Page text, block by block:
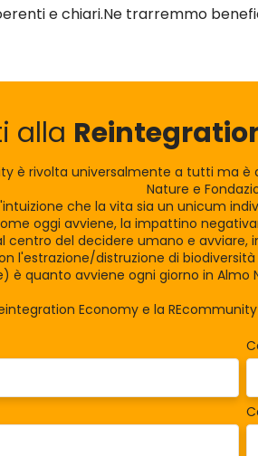
e chiari.Ne trarremmo
alla
è rivolta universalmente a tutti ma
Nature e
che la vita sia un unicum
oggi avviene, la impattino
centro del decidere umano e
l'estrazione/distruzione di
è quanto avviene ogni giorno in Almo
Economy e la